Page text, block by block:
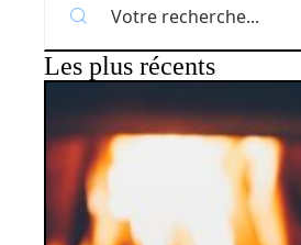
Les plus récents